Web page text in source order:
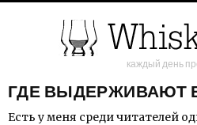
каждый день
ГДЕ ВЫДЕРЖИВАЮТ
Есть у меня среди читателей